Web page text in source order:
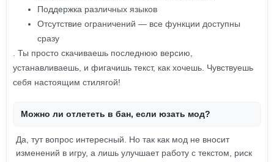
Поддержка различных языков
Отсутствие ограничений — все функции доступны
сразу
. Ты просто скачиваешь последнюю версию,
устанавливаешь, и фигачишь текст, как хочешь. Чувствуешь
себя настоящим стилягой!
Можно ли отлететь в бан, если юзать мод?
Да, тут вопрос интересный. Но так как мод не вносит
изменений в игру, а лишь улучшает работу с текстом, риск